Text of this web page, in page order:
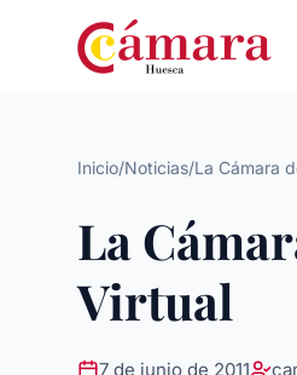
Inicio/Noticias/La Cámara
La
Virtual
7 de junio de 2011